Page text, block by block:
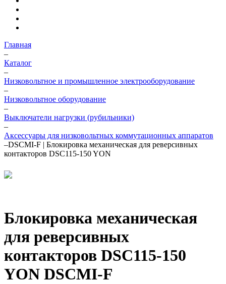
Главная
–
Каталог
–
Низковольтное и промышленное электрооборудование
–
Низковольтное оборудование
–
Выключатели нагрузки (рубильники)
–
Аксессуары для низковольтных коммутационных аппаратов
–DSCMI-F | Блокировка механическая для реверсивных
контакторов DSC115-150 YON
Блокировка механическая
для реверсивных
контакторов DSC115-150
YON DSCMI-F